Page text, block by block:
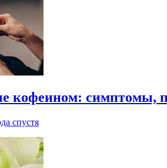
кофеином: симптомы,
спустя